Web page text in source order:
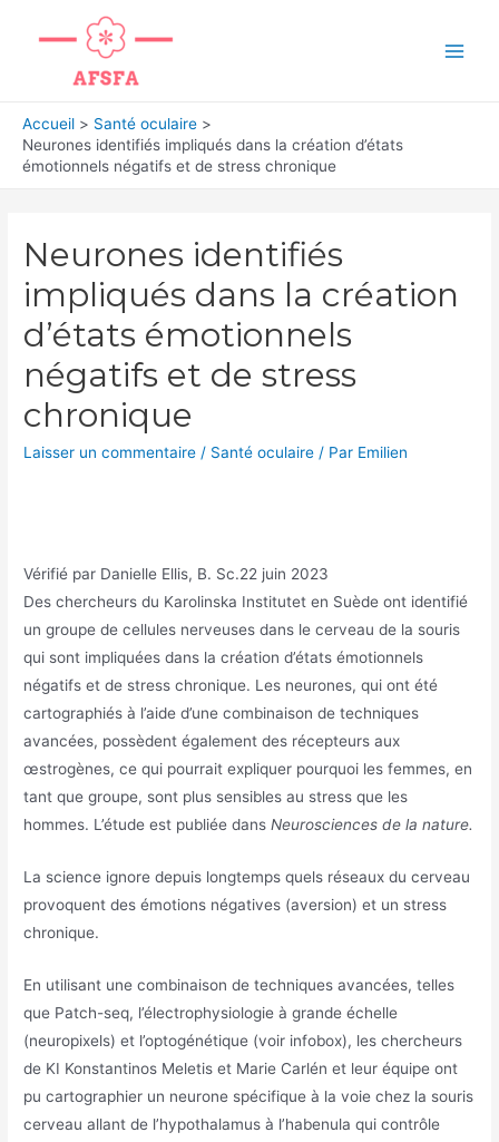
Accueil
Santé oculaire
Neurones identifiés impliqués dans la création d’états
émotionnels négatifs et de stress chronique
Neurones identifiés
impliqués dans la création
d’états émotionnels
négatifs et de stress
chronique
Laisser un commentaire / Santé oculaire / Par Emilien
Vérifié par Danielle Ellis, B. Sc.22 juin 2023
Des chercheurs du Karolinska Institutet en Suède ont identifié
un groupe de cellules nerveuses dans le cerveau de la souris
qui sont impliquées dans la création d’états émotionnels
négatifs et de stress chronique. Les neurones, qui ont été
cartographiés à l’aide d’une combinaison de techniques
avancées, possèdent également des récepteurs aux
œstrogènes, ce qui pourrait expliquer pourquoi les femmes, en
tant que groupe, sont plus sensibles au stress que les
hommes. L’étude est publiée dansNeurosciences de la nature.
La science ignore depuis longtemps quels réseaux du cerveau
provoquent des émotions négatives (aversion) et un stress
chronique.
En utilisant une combinaison de techniques avancées, telles
que Patch-seq, l’électrophysiologie à grande échelle
(neuropixels) et l’optogénétique (voir infobox), les chercheurs
de KI Konstantinos Meletis et Marie Carlén et leur équipe ont
pu cartographier un neurone spécifique à la voie chez la souris
cerveau allant de l’hypothalamus à l’habenula qui contrôle